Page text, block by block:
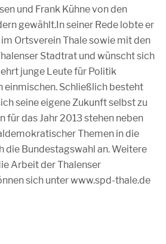
und Frank Kühne von den
gewählt.In seiner Rede lobte er
Ortsverein Thale sowie mit den
Stadtrat und wünscht sich
junge Leute für Politik
einmischen. Schließlich besteht
seine eigene Zukunft selbst zu
für das Jahr 2013 stehen neben
Themen in die
die Bundestagswahl an. Weitere
Arbeit der Thalenser
sich unter www.spd-thale.de